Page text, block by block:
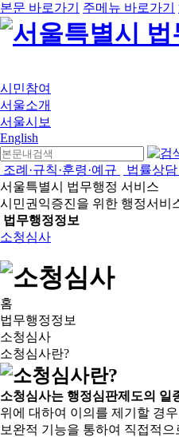
본문 바로가기 주메뉴 바로가기
시민참여
서울소개
서울시보
English
조례·규칙·훈령·예규 법률상담
서울특별시 법무행정 서비스
시민권익증진을 위한 행정서비
법무행정정보
소청심사
홈
법무행정정보
소청심사
소청심사란?
소청심사는 행정심판제도의 일
위에 대하여 이의를 제기할 경
보완적 기능을 통하여 직접적